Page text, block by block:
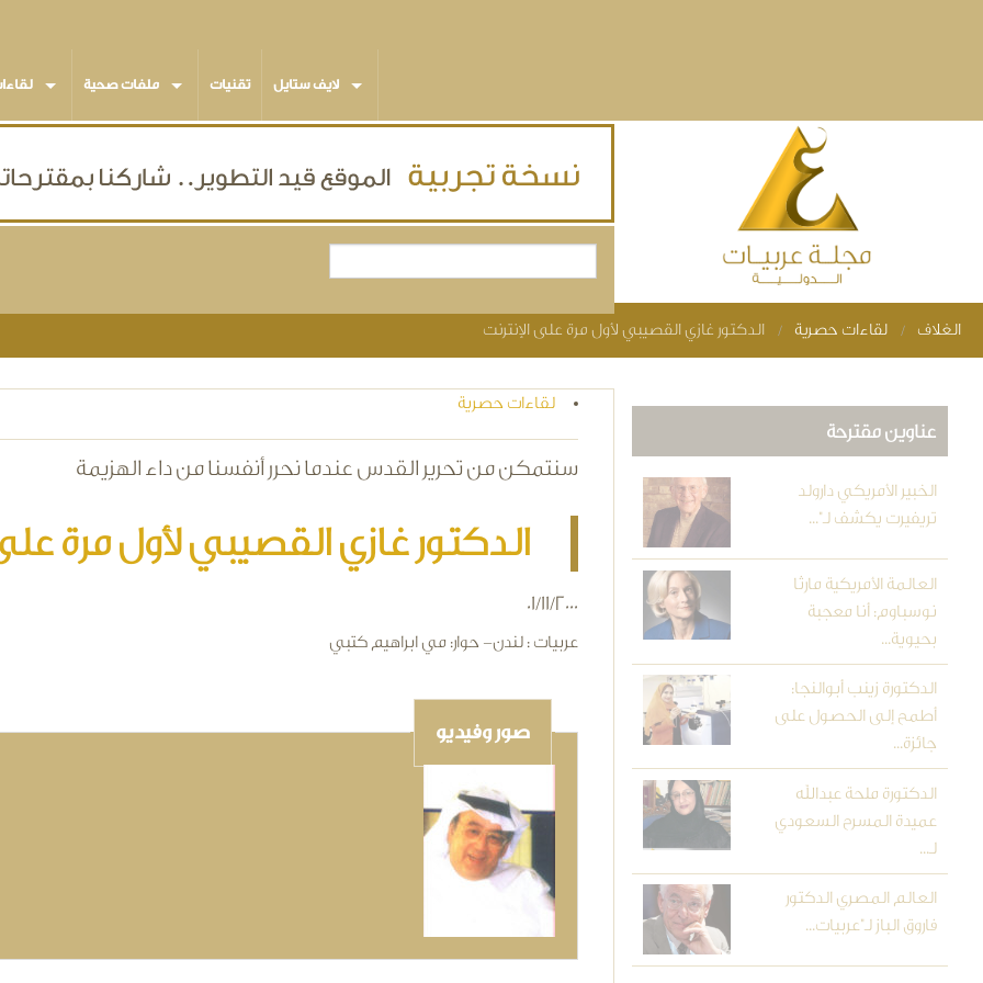
ملفات صحية تقنيات لايف ستايل
You are here
الغلاف لقاءات حصرية الدكتور غازي القصيبي لأول مرة على الإنترنت
لقاءات حصرية
سنتمكن من تحرير القدس عندما نحرر أنفسنا من داء الهزيمة
الدكتور غازي القصيبي لأول مرة
01/11/2000
عربيات : لندن- حوار: مي ابراهيم كتبي
صور وفيديو
عناوين مقترحة
الخبير الأمريكي دارولد
تريفيرت يكشف لـ"...
العالمة الأمريكية مارثا
نوسباوم: أنا معجبة
بحيوية...
الدكتورة زينب أبوالنجا:
أطمح إلى الحصول على
جائزة...
الدكتورة ملحة عبدالله
عميدة المسرح السعودي
لـ...
العالم المصري الدكتور
فاروق الباز لـ"عربيات...